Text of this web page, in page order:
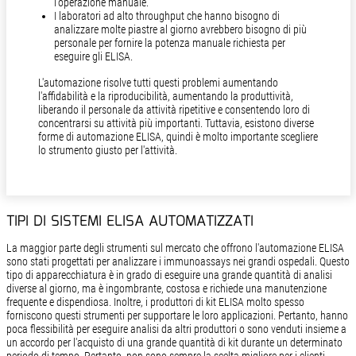
l'operazione manuale.
I laboratori ad alto throughput che hanno bisogno di
analizzare molte piastre al giorno avrebbero bisogno di più
personale per fornire la potenza manuale richiesta per
eseguire gli ELISA.
L'automazione risolve tutti questi problemi aumentando
l'affidabilità e la riproducibilità, aumentando la produttività,
liberando il personale da attività ripetitive e consentendo loro di
concentrarsi su attività più importanti. Tuttavia, esistono diverse
forme di automazione ELISA, quindi è molto importante scegliere
lo strumento giusto per l'attività.
TIPI DI SISTEMI ELISA AUTOMATIZZATI
La maggior parte degli strumenti sul mercato che offrono l'automazione ELISA
sono stati progettati per analizzare i immunoassays nei grandi ospedali. Questo
tipo di apparecchiatura è in grado di eseguire una grande quantità di analisi
diverse al giorno, ma è ingombrante, costosa e richiede una manutenzione
frequente e dispendiosa. Inoltre, i produttori di kit ELISA molto spesso
forniscono questi strumenti per supportare le loro applicazioni. Pertanto, hanno
poca flessibilità per eseguire analisi da altri produttori o sono venduti insieme a
un accordo per l'acquisto di una grande quantità di kit durante un determinato